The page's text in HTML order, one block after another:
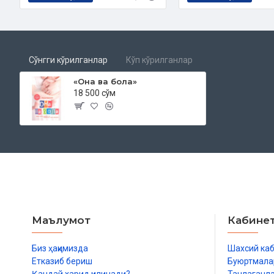
Сўнгги кўрилганлар Кўп кўрилганлар
«Она ва бола»
18 500 сўм
Маълумот
Биз ҳақимизда
Етказиб бериш
Шахсий